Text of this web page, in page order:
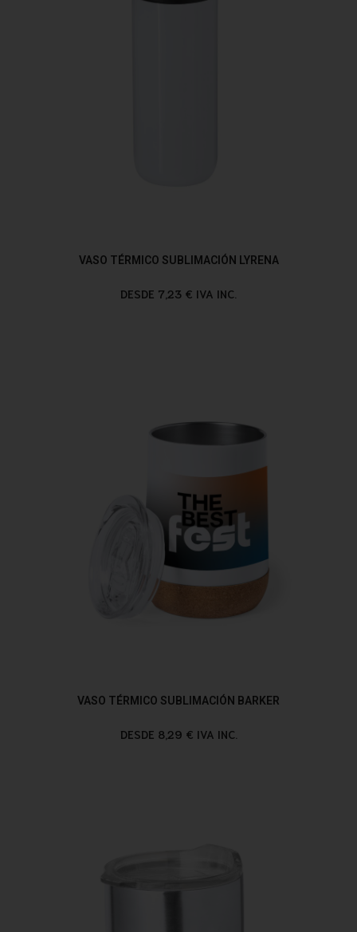
VASO TÉRMICO SUBLIMACIÓN LYRENA
DESDE 7,23 € IVA INC.
VASO TÉRMICO SUBLIMACIÓN BARKER
DESDE 8,29 € IVA INC.